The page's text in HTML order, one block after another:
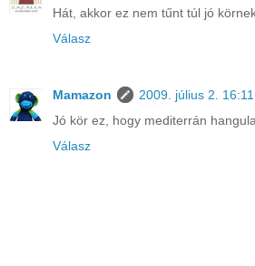
Hát, akkor ez nem tűnt túl jó
Válasz
Mamazon
2009. július 2. 16:11
Jó kör ez, hogy mediterrán
Válasz